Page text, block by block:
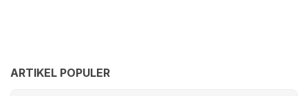
ARTIKEL POPULER